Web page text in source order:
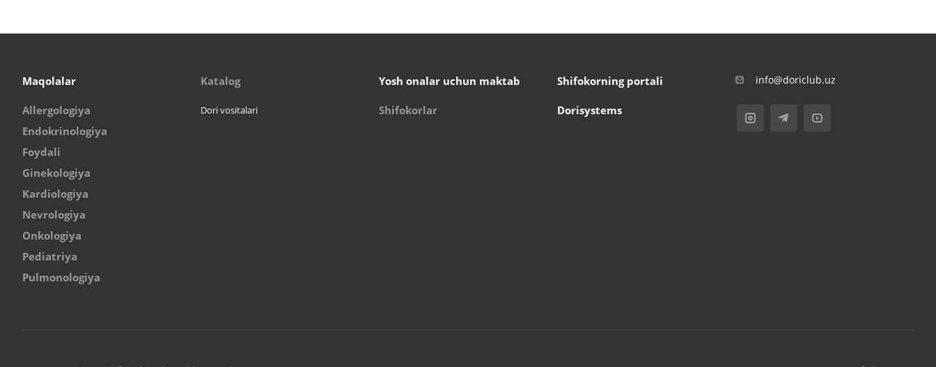
Maqolalar
Allergologiya
Endokrinologiya
Foydali
Ginekologiya
Kardiologiya
Nevrologiya
Onkologiya
Pediatriya
Pulmonologiya
Katalog
Dori vositalari
Yosh onalar uchun maktab
Shifokorlar
Shifokorning portali
Dorisystems
info@doriclub.uz